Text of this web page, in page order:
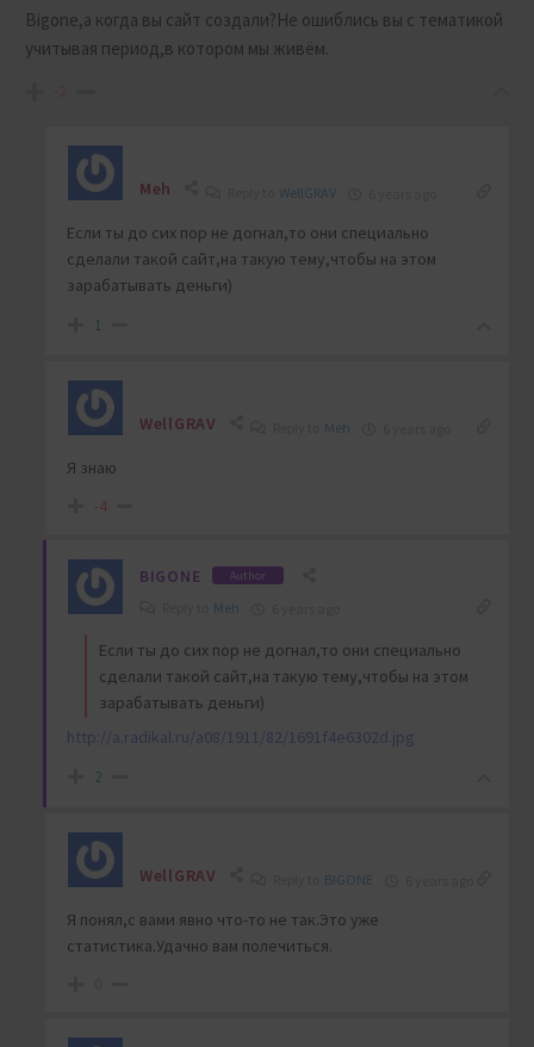
Bigone,а когда вы сайт создали?Не ошиблись вы с тематикой
учитывая период,в котором мы живём.
Meh WellGRAV
Если ты до сих пор не догнал,то они специально
сделали такой сайт,на такую тему,чтобы на этом
зарабатывать деньги)
1
WellGRAV Meh
Я знаю
-4
BIGONE Author
Meh
Если ты до сих пор не догнал,то они специально
сделали такой сайт,на такую тему,чтобы на этом
зарабатывать деньги)
http://a.radikal.ru/a08/1911/82/1691f4e6302d.jpg
2
WellGRAV BIGONE
Я понял,с вами явно что-то не так.Это уже
статистика.Удачно вам полечиться.